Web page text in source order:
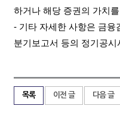
하거나 해당 증권의 가치
- 기타 자세한 사항은 금융
분기보고서 등의 정기공
목록 이전 글 다음 글